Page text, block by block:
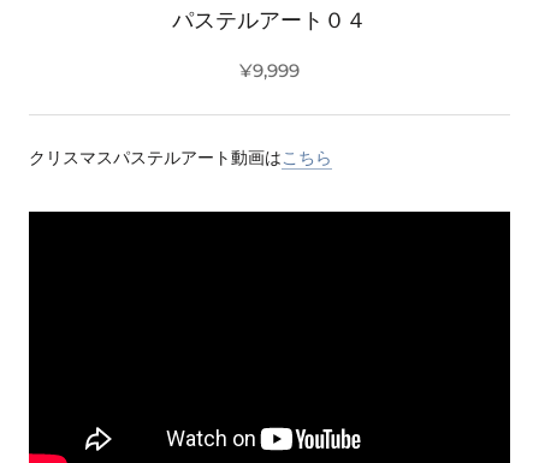
パステルアート０４
¥9,999
クリスマスパステルアート動画はこちら